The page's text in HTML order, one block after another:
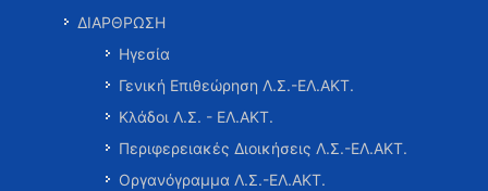
ΔΙΑΡΘΡΩΣΗ
Ηγεσία
Γενική Επιθεώρηση Λ.Σ.-ΕΛ.ΑΚΤ.
Κλάδοι Λ.Σ. - ΕΛ.ΑΚΤ.
Περιφερειακές Διοικήσεις Λ.Σ.-ΕΛ.ΑΚΤ.
Οργανόγραμμα Λ.Σ.-ΕΛ.ΑΚΤ.